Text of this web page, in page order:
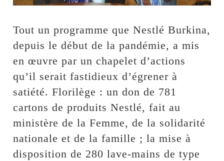
Tout un programme que Nestlé Burkina,
depuis le début de la pandémie, a mis
en œuvre par un chapelet d’actions
qu’il serait fastidieux d’égrener à
satiété. Florilège : un don de 781
cartons de produits Nestlé, fait au
ministère de la Femme, de la solidarité
nationale et de la famille ; la mise à
disposition de 280 lave-mains de type